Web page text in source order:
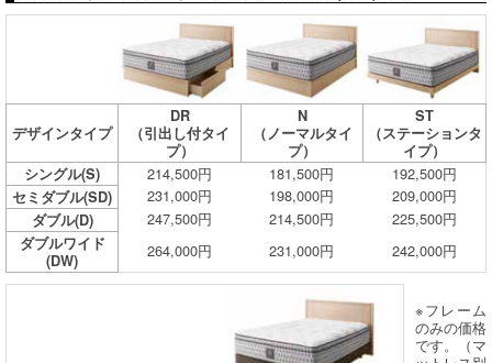
デザインタイプ
DR
（引出し付タイ
プ）
N
（ノーマルタイ
プ）
ST
（ステーションタ
イプ）
シングル(S)
214,500円 181,500円 192,500円
セミダブル(SD) 231,000円 198,000円 209,000円
ダブル(D) 247,500円 214,500円 225,500円
ダブルワイド
(DW)
264,000円 231,000円 242,000円
※フレーム
のみの価格
です。（マ